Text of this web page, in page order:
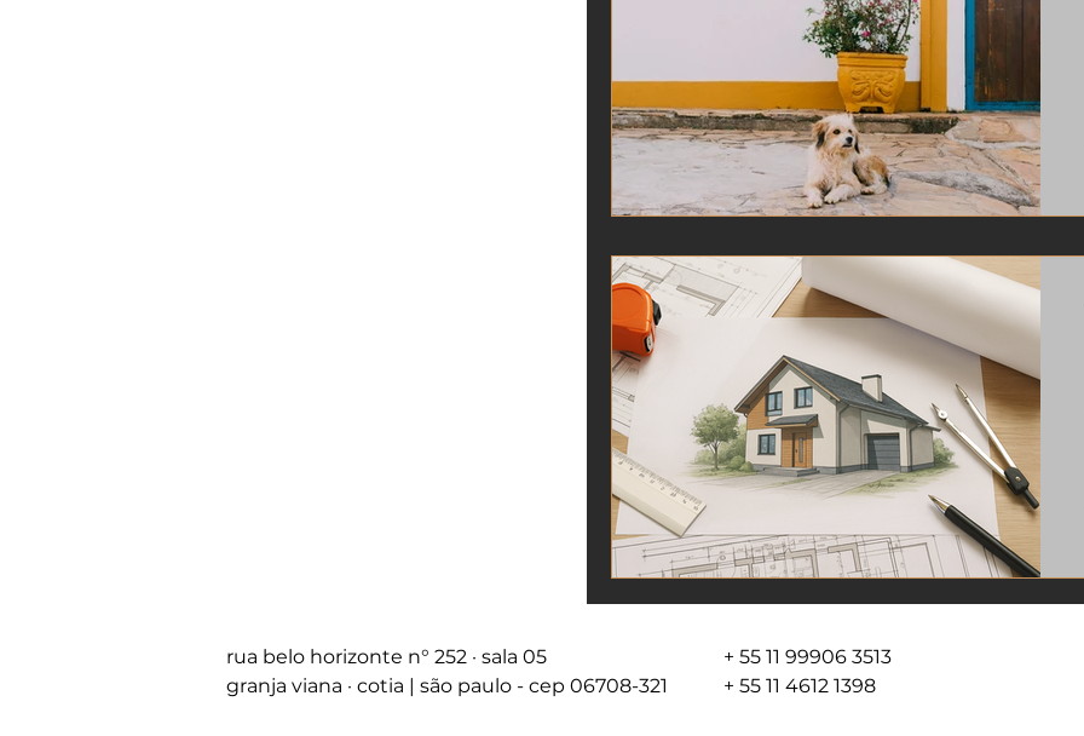
Embu das Artes
rua belo horizonte n° 252 · sala 05
granja viana · cotia | são paulo - cep 06708-321
+ 55 11 99906 3513
+ 55 11 4612 1398